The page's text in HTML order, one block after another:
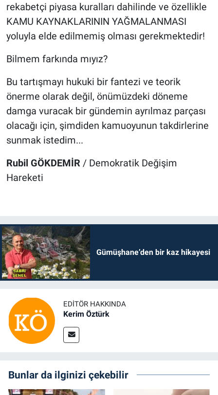
rekabetçi piyasa kuralları dahilinde ve özellikle
KAMU KAYNAKLARININ YAĞMALANMASI
yoluyla elde edilmemiş olması gerekmektedir!
Bilmem farkında mıyız?
Bu tartışmayı hukuki bir fantezi ve teorik
önerme olarak değil, önümüzdeki döneme
damga vuracak bir gündemin ayrılmaz parçası
olacağı için, şimdiden kamuoyunun takdirlerine
sunmak istedim...
Rubil GÖKDEMİR / Demokratik Değişim
Hareketi
Gümüşhane’den bir kaz hikayesi
EDITÖR HAKKINDA
Kerim Öztürk
Bunlar da ilginizi çekebilir